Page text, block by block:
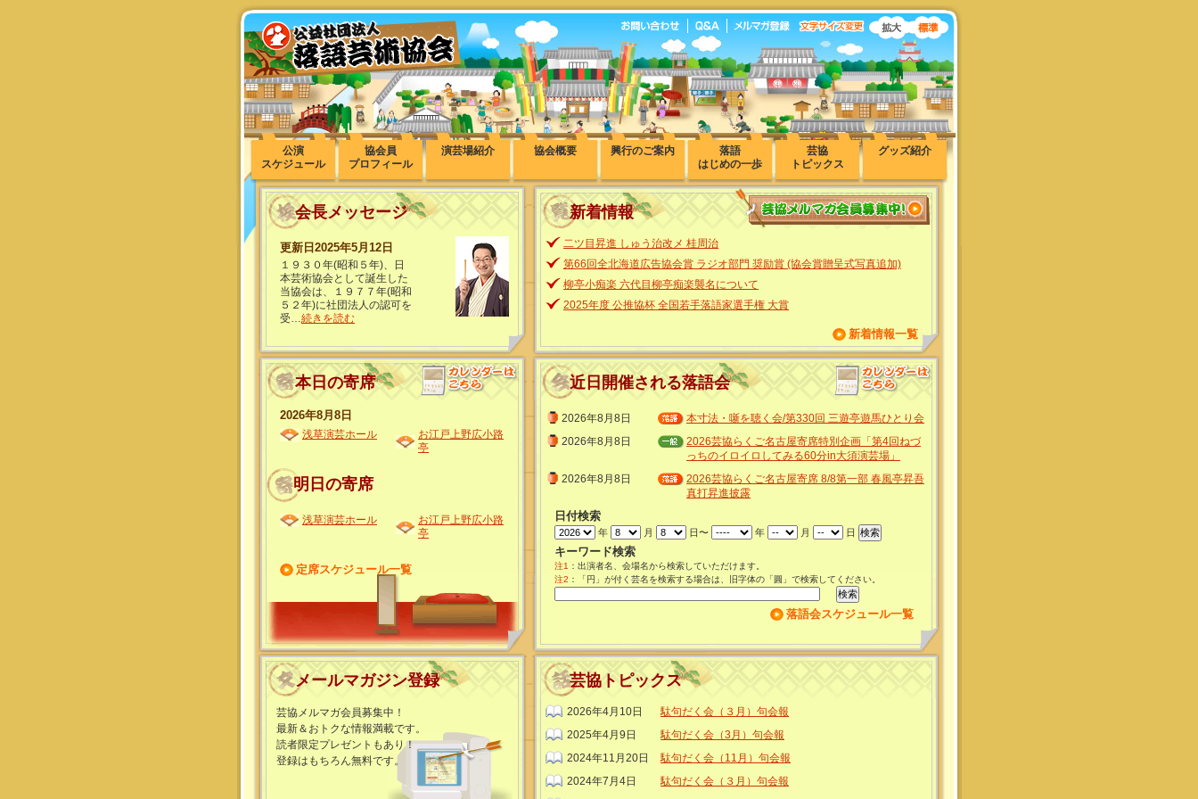
公演
スケジュール
協会員
プロフィール
演芸場紹介 協会概要 興行のご案内
落語
はじめの一歩
芸協
トピックス
グッズ紹介
会長メッセージ
更新日2025年5月12日
１９３０年(昭和５年)、日
本芸術協会として誕生した
当協会は、１９７７年(昭和
５２年)に社団法人の認可を
受…続きを読む
新着情報
二ツ目昇進 しゅう治改メ 桂周治
第66回全北海道広告協会賞 ラジオ部門 奨励賞 (協会賞贈呈式写真追加)
柳亭小痴楽 六代目柳亭痴楽襲名について
2025年度 公推協杯 全国若手落語家選手権 大賞
新着情報一覧
本日の寄席
2026年8月8日
浅草演芸ホール
お江戸上野広小路
亭
明日の寄席
浅草演芸ホール
お江戸上野広小路
亭
定席スケジュール一覧
近日開催される落語会
2026年8月8日
本寸法・噺を聴く会/第330回 三遊亭遊馬ひとり会
2026年8月8日
2026芸協らくご名古屋寄席特別企画「第4回ねづ
っちのイロイロしてみる60分in大須演芸場」
2026年8月8日
2026芸協らくご名古屋寄席 8/8第一部 春風亭昇吾
真打昇進披露
日付検索
年 月 日〜 年 月 日
キーワード検索
注1 ：出演者名、会場名から検索していただけます。
注2 ：「円」が付く芸名を検索する場合は、旧字体の「圓」で検索してください。
落語会スケジュール一覧
メールマガジン登録
芸協メルマガ会員募集中！
最新＆おトクな情報満載です。
読者限定プレゼントもあり！
登録はもちろん無料です。
芸協トピックス
2026年4月10日
駄句だく会（３月）句会報
2025年4月9日
駄句だく会（3月）句会報
2024年11月20日
駄句だく会（11月）句会報
2024年7月4日
駄句だく会（３月）句会報